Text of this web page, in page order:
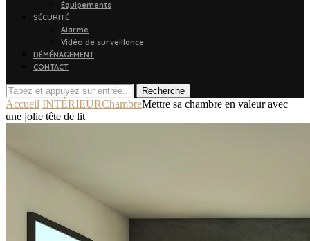
Équipements
SÉCURITÉ
Alarme
Vidéo de surveillance
DÉMÉNAGEMENT
CONTACT
Recherche
Accueil INTÉRIEURChambreMettre sa chambre en valeur avec
une jolie tête de lit